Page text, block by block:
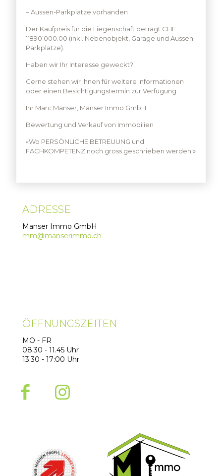
– Aussen-Parkplätze vorhanden
Der Kaufpreis für die Liegenschaft beträgt CHF
1’890’000.00 (inkl. Nebenobjekt, Garage und Aussen-
Parkplätze).
Haben wir Ihr Interesse geweckt?
Gerne stehen wir Ihnen für weitere Informationen
oder einen Besichtigungstermin zur Verfügung.
Ihr Marc Manser, Manser Immo GmbH
Bewertung und Verkauf von Immobilien
«Wo PERSÖNLICHE BETREUUNG und
FACHKOMPETENZ noch gross geschrieben werden!»
ADRESSE
Manser Immo GmbH
mm@manserimmo.ch
ÖFFNUNGSZEITEN
MO - FR
08.30 - 11.45 Uhr
13:30 - 17:00 Uhr